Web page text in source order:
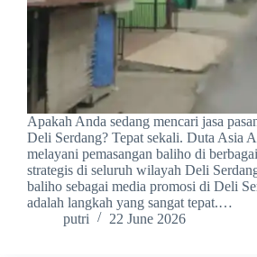
Apakah Anda sedang mencari jasa
Deli Serdang? Tepat sekali. Duta Asia
melayani pemasangan baliho di
strategis di seluruh wilayah Deli
baliho sebagai media promosi di Deli
adalah langkah yang sangat tepat.…
putri
22 June 2026